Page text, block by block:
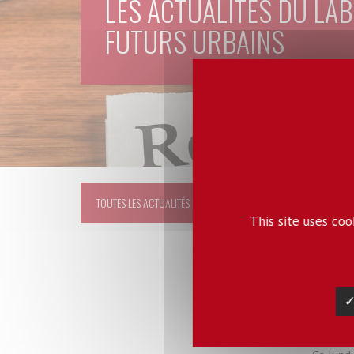
LES ACTUALITÉS DU
FUTURS URBAINS
TOUTES LES ACTUALITÉS DU LABEX
This site uses